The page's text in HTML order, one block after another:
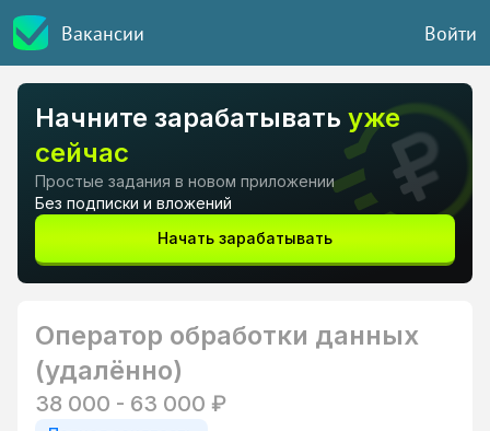
Вакансии Войти
Начните зарабатывать уже
сейчас
Простые задания в новом приложении
Без подписки и вложений
Начать зарабатывать
Оператор обработки данных
(удалённо)
38 000 - 63 000 ₽